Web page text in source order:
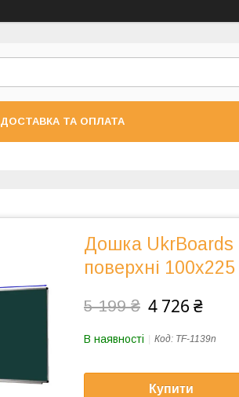
ДОСТАВКА ТА ОПЛАТА
Дошка UkrBoards
поверхні
5 199 ₴ 4 726 ₴
В наявності Код: TF-1139n
Купити